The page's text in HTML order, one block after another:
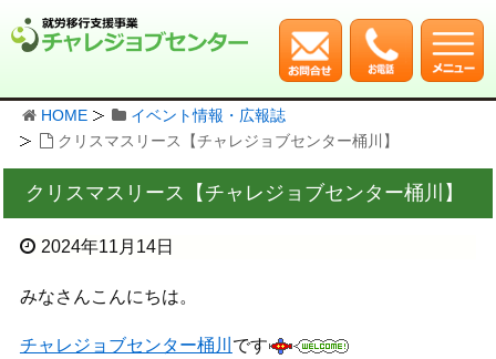
HOME
イベント情報・広報誌
クリスマスリース【チャレジョブセンター桶川】
クリスマスリース【チャレジョブセンター桶川】
2024年11月14日
みなさんこんにちは。
チャレジョブセンター桶川 です